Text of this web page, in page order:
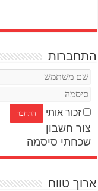
התחברות
זכור אותי
צור חשבון
שכחתי סיסמה
ארוך טווח